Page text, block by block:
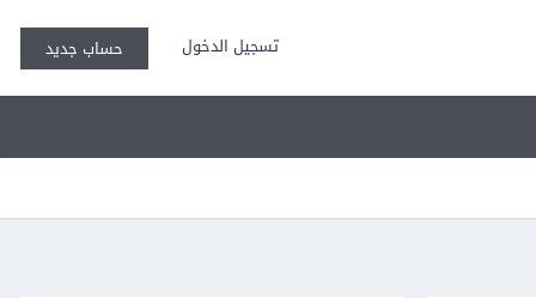
تسجيل الدخول حساب جديد